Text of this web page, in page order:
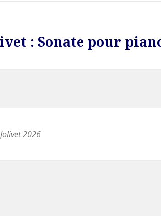
: Sonate pour
2026